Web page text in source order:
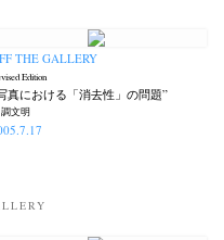
THE GALLERY
Edition
真における「消去性」の問題”
調文明